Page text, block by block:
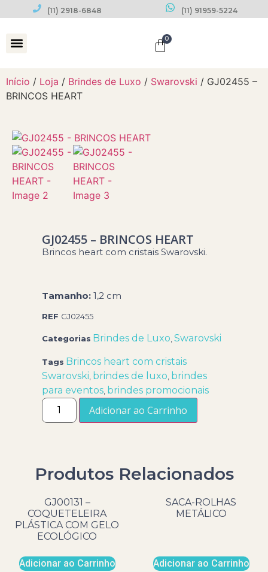
(11) 2918-6848 (11) 91959-5224
0
Início / Loja / Brindes de Luxo / Swarovski / GJ02455 –
BRINCOS HEART
GJ02455 – BRINCOS HEART
Brincos heart com cristais Swarovski.
Tamanho:1,2 cm
REF GJ02455
Categorias Brindes de Luxo ,Swarovski
Tags Brincos heart com cristais
Swarovski brindes de luxo brindes
para eventos brindes promocionais
Adicionar ao Carrinho
Produtos Relacionados
GJ00131 –
COQUETELEIRA
PLÁSTICA COM GELO
ECOLÓGICO
Adicionar ao Carrinho
SACA-ROLHAS
METÁLICO
Adicionar ao Carrinho